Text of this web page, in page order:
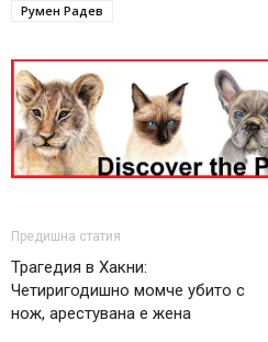
Румен Радев
Предишна статия
Трагедия в Хакни:
Четиригодишно момче убито с
нож, арестувана е жена